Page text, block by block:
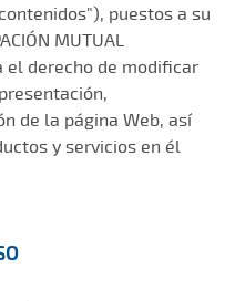
puestos a su
MUTUAL
el derecho de modificar
de la página Web, así
y servicios en él